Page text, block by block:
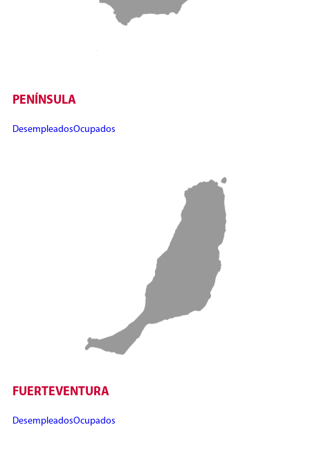
PENÍNSULA
DesempleadosOcupados
FUERTEVENTURA
DesempleadosOcupados